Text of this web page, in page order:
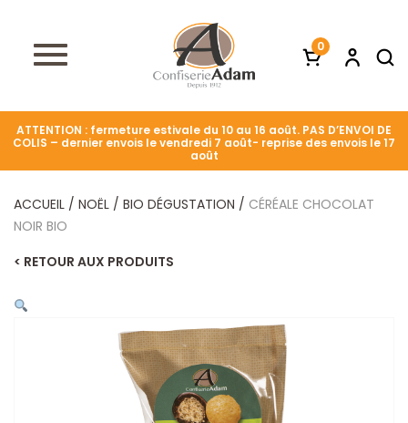
0
ATTENTION : fermeture estivale du 10 au 16 août. PAS D’ENVOI DE
COLIS – dernier envois le vendredi 7 août- reprise des envois le 17
août
ACCUEIL / NOËL / BIO DÉGUSTATION / CÉRÉALE CHOCOLAT
NOIR BIO
< RETOUR AUX PRODUITS